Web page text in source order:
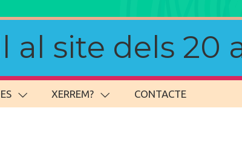
site dels 20
XERREM? CONTACTE